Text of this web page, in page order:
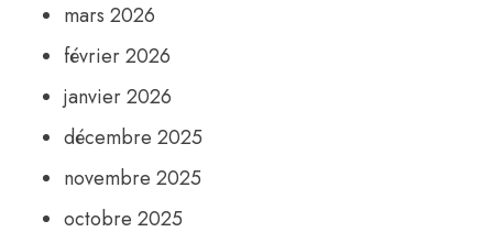
mars 2026
février 2026
janvier 2026
décembre 2025
novembre 2025
octobre 2025